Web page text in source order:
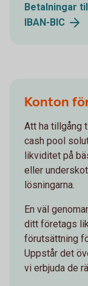
Betalningar
IBAN-BIC
Konton
Att ha tillgång
cash pool
likviditet på
eller
lösningarna.
En väl
ditt företags
förutsättning
Uppstår det
vi erbjuda de